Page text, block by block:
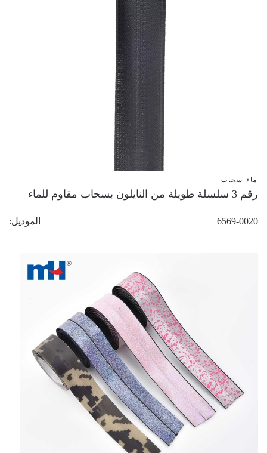
ماء سحاب
رقم 3 سلسلة طويلة من النايلون بسحاب مقاوم للماء
الموديل 6569-0020